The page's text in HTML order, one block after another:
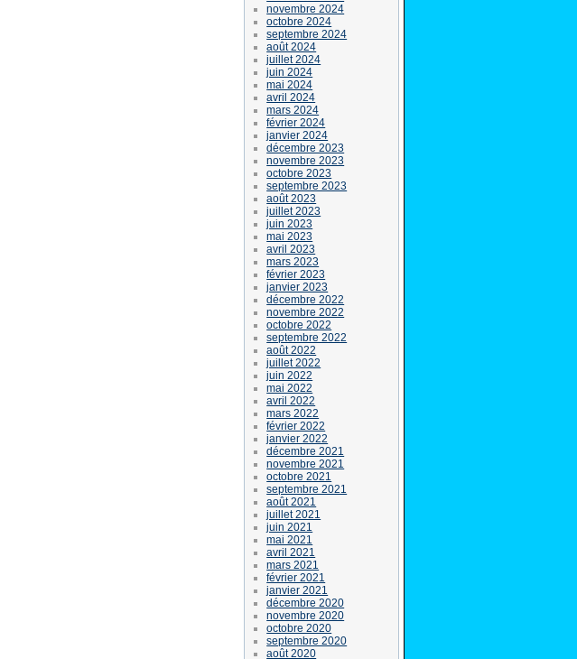
novembre 2024
octobre 2024
septembre 2024
août 2024
juillet 2024
juin 2024
mai 2024
avril 2024
mars 2024
février 2024
janvier 2024
décembre 2023
novembre 2023
octobre 2023
septembre 2023
août 2023
juillet 2023
juin 2023
mai 2023
avril 2023
mars 2023
février 2023
janvier 2023
décembre 2022
novembre 2022
octobre 2022
septembre 2022
août 2022
juillet 2022
juin 2022
mai 2022
avril 2022
mars 2022
février 2022
janvier 2022
décembre 2021
novembre 2021
octobre 2021
septembre 2021
août 2021
juillet 2021
juin 2021
mai 2021
avril 2021
mars 2021
février 2021
janvier 2021
décembre 2020
novembre 2020
octobre 2020
septembre 2020
août 2020